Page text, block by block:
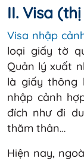
II. Visa
Visa nhập
loại giấy tờ
Quản lý xuất
là giấy thông
nhập cảnh
đích như đi
thăm thân…
Hiện nay,